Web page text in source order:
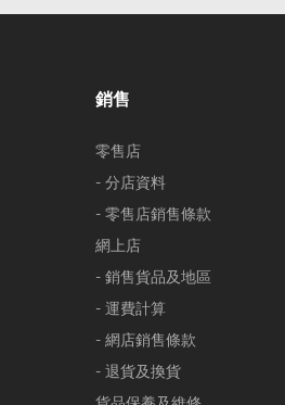
銷售
零售店
- 分店資料
- 零售店銷售條款
網上店
- 銷售貨品及地區
- 運費計算
- 網店銷售條款
- 退貨及換貨